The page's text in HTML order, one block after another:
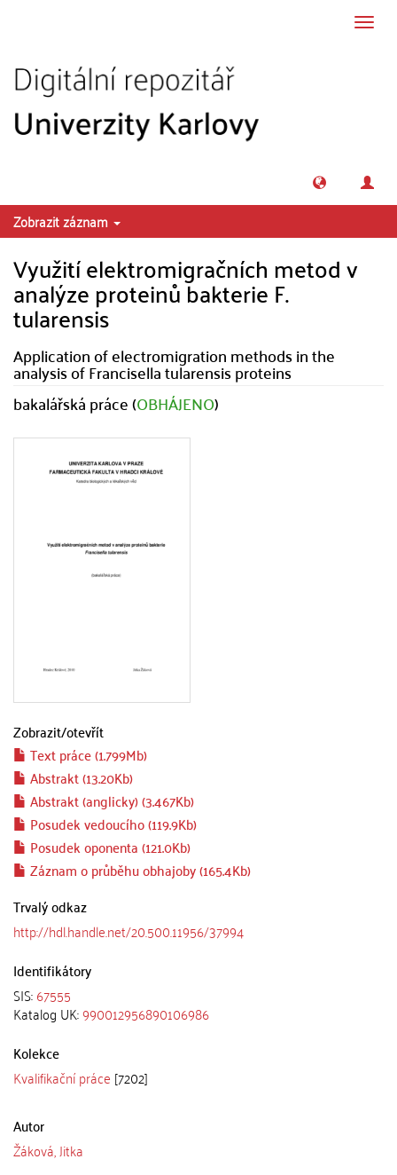
Zobrazit záznam
Využití elektromigračních metod v
analýze proteinů bakterie F.
tularensis
Application of electromigration methods in the
analysis of Francisella tularensis proteins
bakalářská práce (OBHÁJENO)
Zobrazit/otevřít
Text práce (1.799Mb)
Abstrakt (13.20Kb)
Abstrakt (anglicky) (3.467Kb)
Posudek vedoucího (119.9Kb)
Posudek oponenta (121.0Kb)
Záznam o průběhu obhajoby (165.4Kb)
Trvalý odkaz
http://hdl.handle.net/20.500.11956/37994
Identifikátory
SIS:67555
Katalog UK:990012956890106986
Kolekce
Kvalifikační práce [7202]
Autor
Žáková, Jitka